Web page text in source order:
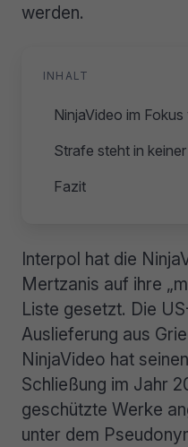
werden.
INHALT
NinjaVideo im
Strafe steht in
Fazit
Interpol hat die
Mertzanis auf ihre
Liste gesetzt. Die
Auslieferung aus
NinjaVideo hat
Schließung im Jahr
geschützte Werke
unter dem